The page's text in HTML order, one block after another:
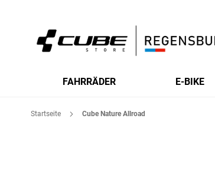
FAHRRÄDER E-BIKE
Startseite Cube Nature Allroad